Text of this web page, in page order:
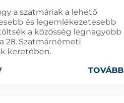
a szatmáriak a lehető
és legemlékezetesebb
a közösség legnagyobb
28. Szatmárnémeti
keretében.
TOVÁBB